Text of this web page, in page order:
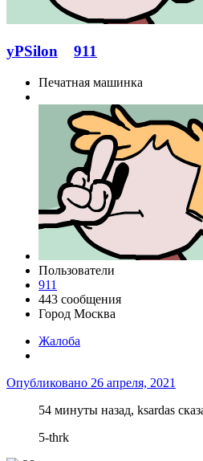
yPSilon 911
Печатная машинка
Пользователи
911
443 сообщения
Город Москва
Жалоба
Опубликовано 26 апреля, 2021
54 минуты назад, ksardas
5-thrk